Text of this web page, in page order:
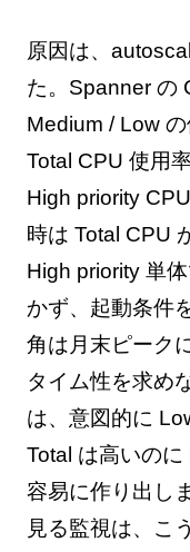
原因は、
た。Spanner の
Medium / Low
Total CPU 使用
High priority
時は Total CPU
High priority 単
かず、起動条件
角は月末ピーク
タイム性を求め
は、意図的に
Total は高いの
容易に作り出し
見る監視は、こ